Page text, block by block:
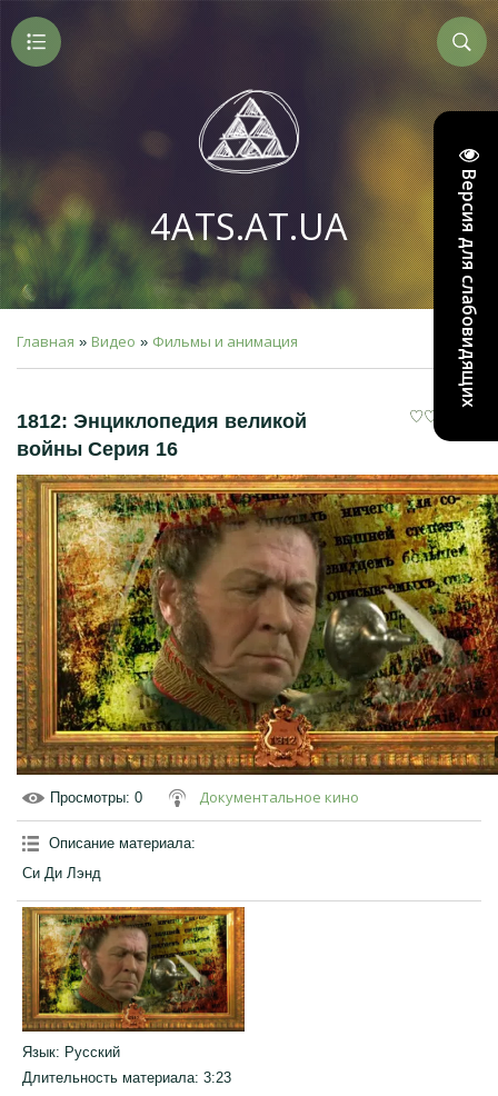
Версия для слабовидящих
4ATS.AT.UA
Главная » Видео » Фильмы и анимация
1812: Энциклопедия великой
войны Серия 16
Просмотры: 0 Документальное кино
Описание материала:
Си Ди Лэнд
Язык: Русский
Длительность материала: 3:23